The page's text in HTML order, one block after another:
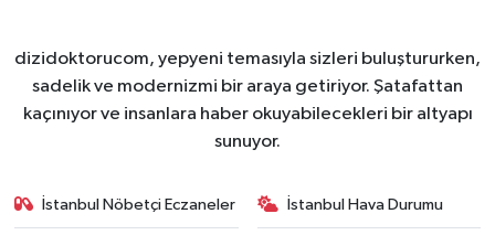
dizidoktorucom, yepyeni temasıyla sizleri buluştururken,
sadelik ve modernizmi bir araya getiriyor. Şatafattan
kaçınıyor ve insanlara haber okuyabilecekleri bir altyapı
sunuyor.
İstanbul Nöbetçi Eczaneler İstanbul Hava Durumu